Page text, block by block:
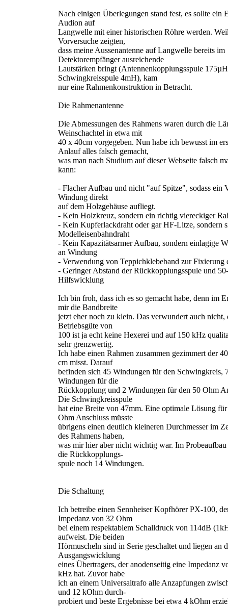
Nach einigen Überlegungen stand fest, es sollte ein
Audion auf
Langwelle mit einer historischen Röhre werden.
Vorversuche zeigten,
dass meine Aussenantenne auf Langwelle bereits im
Detektorempfänger ausreichende
Lautstärken bringt (Antennenkopplungsspule
Schwingkreisspule 4mH), kam
nur eine Rahmenkonstruktion in Betracht.
Die Rahmenantenne
Die Abmessungen des Rahmens waren durch die
Weinschachtel in etwa mit
40 x 40cm vorgegeben. Nun habe ich bewusst im
Anlauf alles falsch gemacht,
was man nach Studium auf dieser Webseite falsch
kann:
- Flacher Aufbau und nicht "auf Spitze", sodass ein
Windung direkt
auf dem Holzgehäuse aufliegt.
- Kein Holzkreuz, sondern ein richtig viereckiger
- Kein Kupferlackdraht oder gar HF-Litze, sondern
Modelleisenbahndraht
- Kein Kapazitätsarmer Aufbau, sondern einlagige
an Windung
- Verwendung von Teppichklebeband zur Fixierung
- Geringer Abstand der Rückkopplungsspule und
Hilfswicklung
Ich bin froh, dass ich es so gemacht habe, denn im
mir die Bandbreite
jetzt eher noch zu klein. Das verwundert auch nicht,
Betriebsgüte von
100 ist ja echt keine Hexerei und auf 150 kHz
sehr grenzwertig.
Ich habe einen Rahmen zusammen gezimmert der
cm misst. Darauf
befinden sich 45 Windungen für den Schwingkreis,
Windungen für die
Rückkopplung und 2 Windungen für den 50 Ohm
Die Schwingkreisspule
hat eine Breite von 47mm. Eine optimale Lösung
Ohm Anschluss müsste
übrigens einen deutlich kleineren Durchmesser im
des Rahmens haben,
was mir hier aber nicht wichtig war. Im Probeaufbau
die Rückkopplungs-
spule noch 14 Windungen.
Die Schaltung
Ich betreibe einen Sennheiser Kopfhörer PX-100,
Impedanz von 32 Ohm
bei einem respektablem Schalldruck von 114dB
aufweist. Die beiden
Hörmuscheln sind in Serie geschaltet und liegen an
Ausgangswicklung
eines Übertragers, der anodenseitig eine Impedanz
kHz hat. Zuvor habe
ich an einem Universaltrafo alle Anzapfungen
und 12 kOhm durch-
probiert und beste Ergebnisse bei etwa 4 kOhm